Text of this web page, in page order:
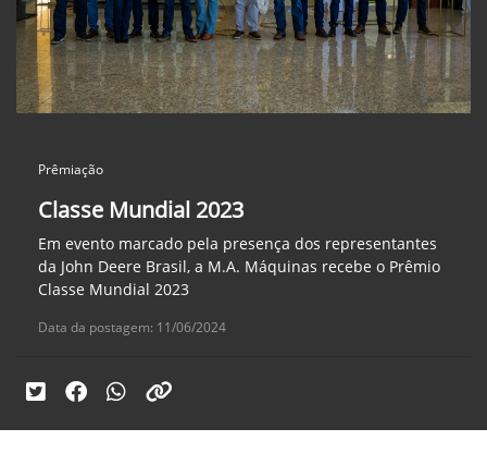
Prêmiação
Classe Mundial 2023
Em evento marcado pela presença dos representantes
da John Deere Brasil, a M.A. Máquinas recebe o Prêmio
Classe Mundial 2023
Data da postagem: 11/06/2024